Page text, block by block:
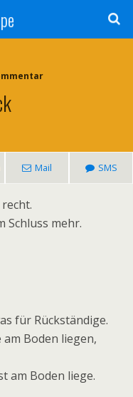
Mail SMS
Schluss mehr.
für Rückständige.
Boden liegen,
am Boden liege.